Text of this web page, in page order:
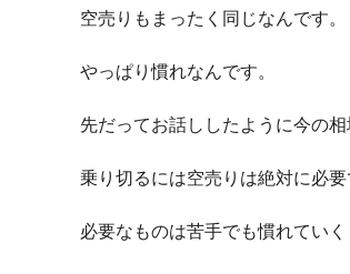
空売りもまったく同じなんです。
やっぱり慣れなんです。
先だってお話ししたように今の相
乗り切るには空売りは絶対に必要
必要なものは苦手でも慣れてい